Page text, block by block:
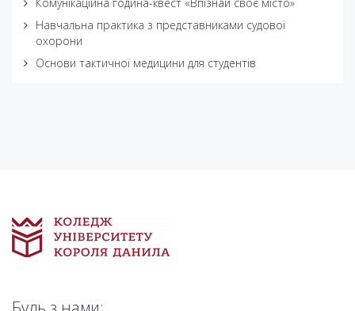
Навчальна практика з представниками судової
охорони
Основи тактичної медицини для студентів